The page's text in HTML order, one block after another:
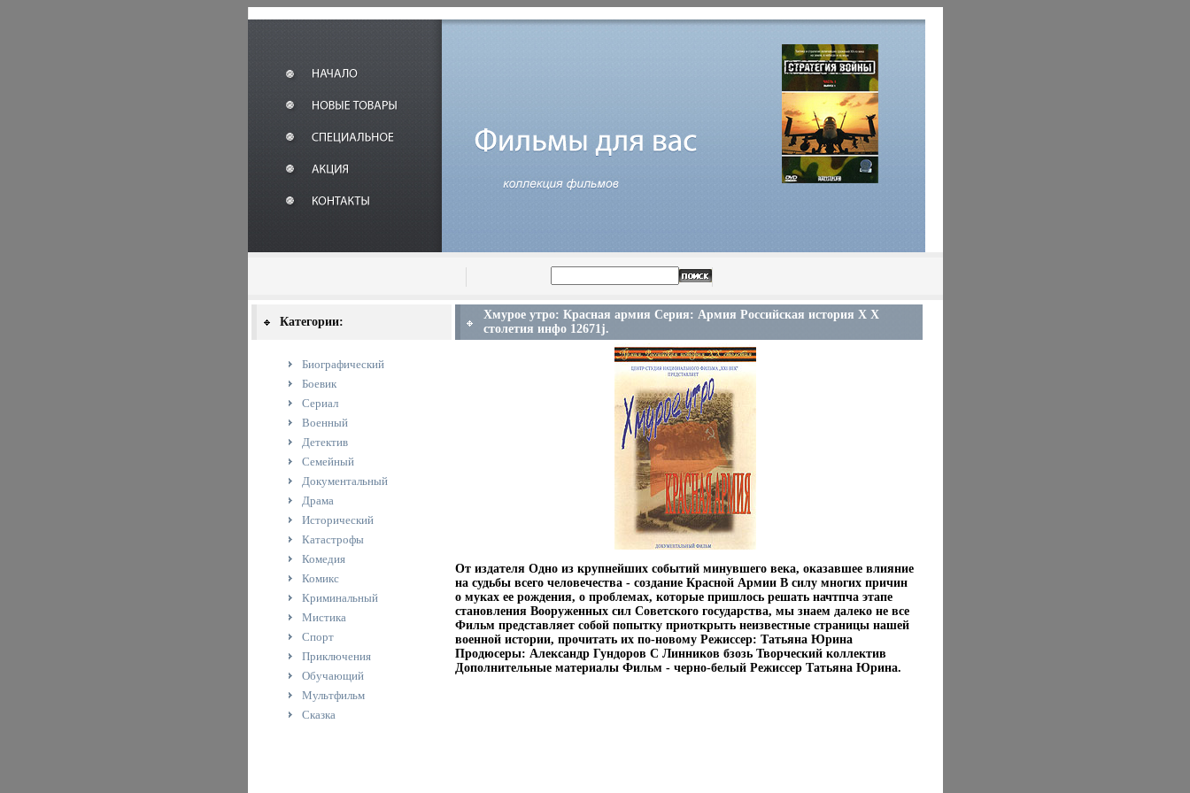
Категории:
Биографический
Боевик
Сериал
Военный
Детектив
Семейный
Документальный
Драма
Исторический
Катастрофы
Комедия
Комикс
Криминальный
Мистика
Спорт
Приключения
Обучающий
Мультфильм
Сказка
Хмурое утро: Красная армия Серия: Армия Российская история X X
столетия инфо 12671j.
От издателя Одно из крупнейших событий минувшего века, оказавшее влияние
на судьбы всего человечества - создание Красной Армии В силу многих причин
о муках ее рождения, о проблемах, которые пришлось решать начтпча этапе
становления Вооруженных сил Советского государства, мы знаем далеко не все
Фильм представляет собой попытку приоткрыть неизвестные страницы нашей
военной истории, прочитать их по-новому Режиссер: Татьяна Юрина
Продюсеры: Александр Гундоров С Линников бзозь Творческий коллектив
Дополнительные материалы Фильм - черно-белый Режиссер Татьяна Юрина.